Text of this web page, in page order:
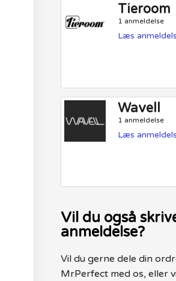
Tieroom
1 anmeldelse
Læs
Wavell
1 anmeldelse
Læs
Vil du også
anmeldelse?
Vil du gerne dele din
MrPerfect med os, eller